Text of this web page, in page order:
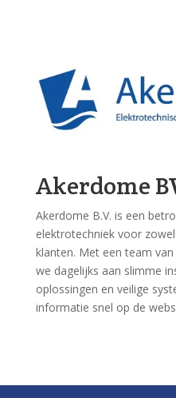
Akerdome
Akerdome B.V. is een
elektrotechniek voor
klanten. Met een team
we dagelijks aan slimme
oplossingen en veilige
informatie snel op de